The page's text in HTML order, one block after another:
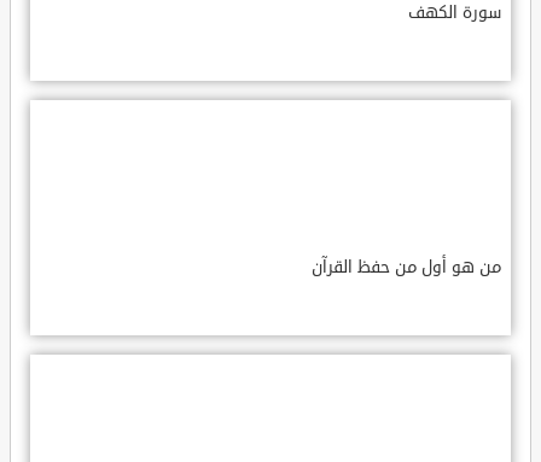
سورة الكهف
من هو أول من حفظ القرآن